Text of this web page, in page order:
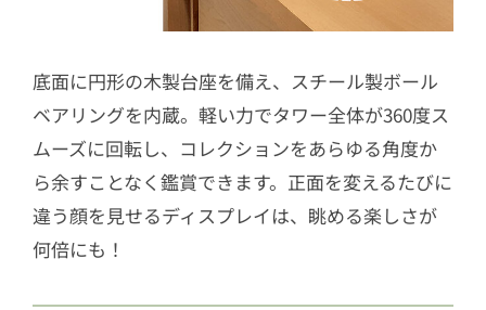
底面に円形の木製台座を備え、スチール製ボール
ベアリングを内蔵。軽い力でタワー全体が360度ス
ムーズに回転し、コレクションをあらゆる角度か
ら余すことなく鑑賞できます。正面を変えるたびに
違う顔を見せるディスプレイは、眺める楽しさが
何倍にも！